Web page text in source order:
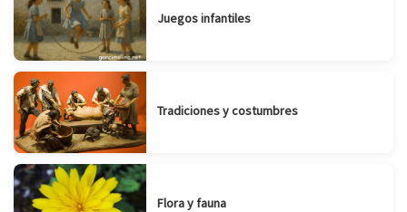
Juegos infantiles
Tradiciones y costumbres
Flora y fauna